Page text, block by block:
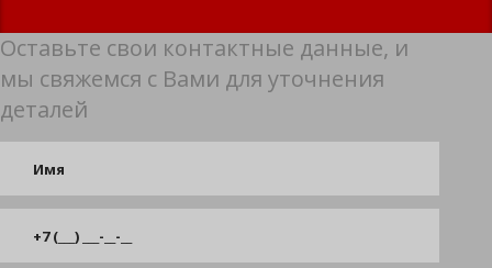
Оставьте свои контактные данные, и
мы свяжемся с Вами для уточнения
деталей